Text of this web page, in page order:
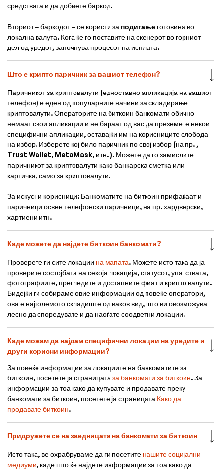
средствата и да добиете баркод.
Вториот – баркодот – се користи за подигање готовина во
локална валута. Кога ќе го поставите на скенерот во горниот
дел од уредот, започнува процесот на исплата.
Што е крипто паричник за вашиот телефон?
Паричникот за криптовалути (едноставно апликација на вашиот
телефон) е еден од популарните начини за складирање
криптовалути. Операторите на биткоин банкомати обично
немаат свои апликации и не бараат од вас да преземете некои
специфични апликации, оставајќи им на корисниците слобода
на избор. Изберете кој било паричник по свој избор (на пр. ,
Trust Wallet, MetaMask, итн. ). Можете да го замислите
паричникот за криптовалути како банкарска сметка или
картичка, само за криптовалути.
За искусни корисници: Банкоматите на биткоин прифаќаат и
паричници освен телефонски паричници, на пр. хардверски,
хартиени итн.
Каде можете да најдете биткоин банкомати?
Проверете ги сите локации на мапата. Можете исто така да ја
проверите состојбата на секоја локација, статусот, упатствата,
фотографиите, прегледите и достапните фиат и крипто валути.
Бидејќи ги собираме овие информации од повеќе оператори,
ова е најголемото складиште од ваков вид, што ви овозможува
лесно да споредувате и да наоѓате соодветни локации.
Каде можам да најдам специфични локации на уредите и
други корисни информации?
За повеќе информации за локациите на банкоматите за
биткоин, посетете ја страницатаза банкомати за биткоин. За
информации за тоа како да купувате и продавате преку
банкомати за биткоин, посетете ја страницата Како да
продавате биткоин.
Придружете се на заедницата на банкомати за биткоин
Исто така, ве охрабруваме да ги посетите нашите социјални
медиуми, каде што ќе најдете информации за тоа како да